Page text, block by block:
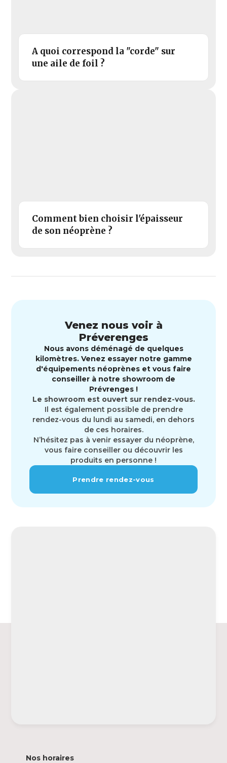
A quoi correspond la "corde" sur
une aile de foil ?
Comment bien choisir l'épaisseur
de son néoprène ?
Venez nous voir à
Préverenges
Nous avons déménagé de quelques
kilomètres. Venez essayer notre gamme
d'équipements néoprènes et vous faire
conseiller à notre showroom de
Prévrenges !
Le showroom est ouvert sur rendez-vous.
Il est également possible de prendre
rendez-vous du lundi au samedi, en dehors
de ces horaires.
N’hésitez pas à venir essayer du néoprène,
vous faire conseiller ou découvrir les
produits en personne !
Prendre rendez-vous
Nos horaires